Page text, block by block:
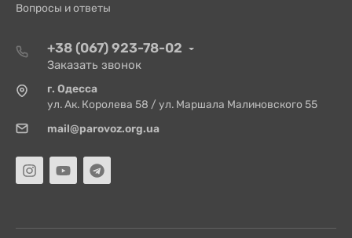
Вопросы и ответы
+38 (067) 923-78-02
Заказать звонок
г. Одесса
ул. Ак. Королева 58 / ул. Маршала Малиновского 55
mail@parovoz.org.ua